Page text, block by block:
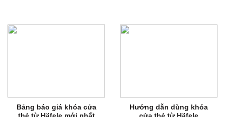
Bảng báo giá khóa cửa
Hướng dẫn dùng khóa